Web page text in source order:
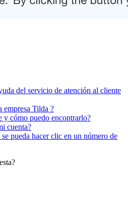
del servicio de atención al cliente
empresa Tilda ?
y cómo puedo encontrarlo?
cuenta?
pueda hacer clic en un número de